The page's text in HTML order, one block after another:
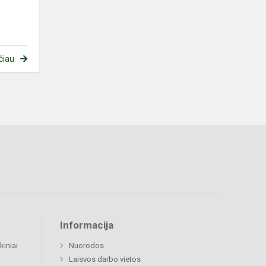
Informacija
Nuorodos
Laisvos darbo vietos